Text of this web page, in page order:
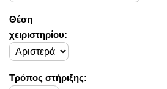
Θέση
χειριστηρίου:
Τρόπος στήριξης: